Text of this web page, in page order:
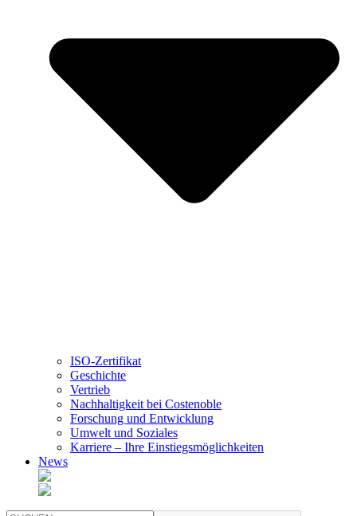
ISO-Zertifikat
Geschichte
Vertrieb
Nachhaltigkeit bei Costenoble
Forschung und Entwicklung
Umwelt und Soziales
Karriere – Ihre Einstiegsmöglichkeiten
News